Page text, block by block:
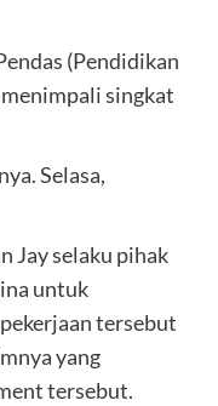
(Pendidikan
singkat
Selasa,
Jay selaku pihak
untuk
tersebut
yang
tersebut.